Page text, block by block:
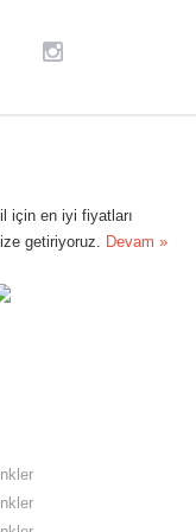
için en iyi fiyatları
getiriyoruz. Devam »